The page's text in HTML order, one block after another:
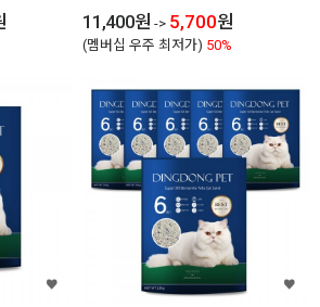
11,400원 -> 5,700원
(멤버십 우주 최저가) 50%